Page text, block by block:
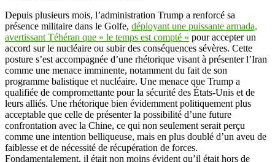
Depuis plusieurs mois, l’administration Trump a renforcé sa
présence militaire dans le Golfe, déployant une puissante armada,
avertissant Téhéran que « le temps est compté » pour accepter un
accord sur le nucléaire ou subir des conséquences sévères. Cette
posture s’est accompagnée d’une rhétorique visant à présenter l’Iran
comme une menace imminente, notamment du fait de son
programme balistique et nucléaire. Une menace que Trump a
qualifiée de compromettante pour la sécurité des États-Unis et de
leurs alliés. Une rhétorique bien évidemment politiquement plus
acceptable que celle de présenter la possibilité d’une future
confrontation avec la Chine, ce qui non seulement serait perçu
comme une intention belliqueuse, mais en plus doublé d’un aveu de
faiblesse et de nécessité de récupération de forces.
Fondamentalement, il était non moins évident qu’il était hors de